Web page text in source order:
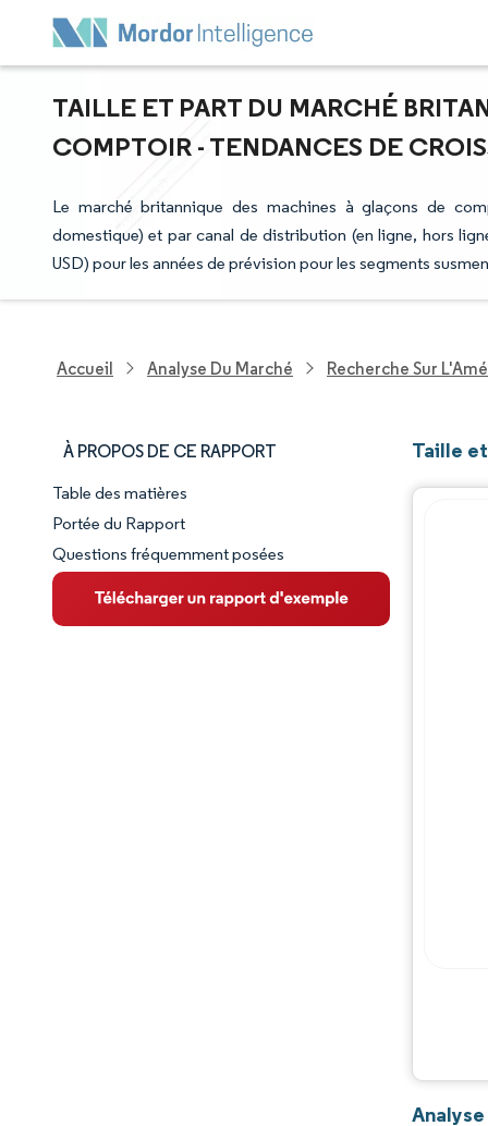
TAILLE ET PART DU MARCHÉ
COMPTOIR - TENDANCES DE
Le marché britannique des machines à glaçons de
domestique) et par canal de distribution (en ligne, hors
USD) pour les années de prévision pour les segments
Accueil Analyse Du Marché Recherche Sur
À PROPOS DE CE RAPPORT
Aperçu du marché
VUE D’ENSEMBLE DU MARCHÉ
Principales tendances du marché
Table des matières
Portée du Rapport
Questions fréquemment posées
Taille